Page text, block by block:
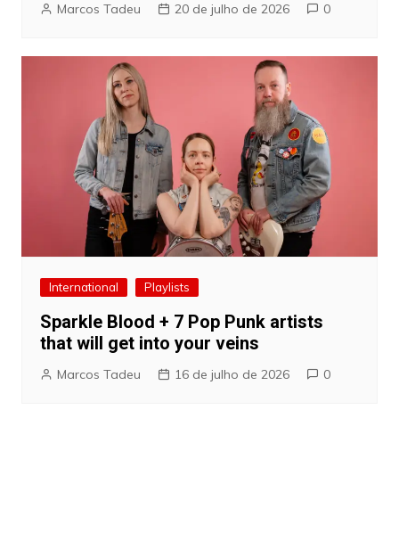
Marcos Tadeu 20 de julho de 2026 0
International Playlists
Sparkle Blood + 7 Pop Punk artists
that will get into your veins
Marcos Tadeu 16 de julho de 2026 0